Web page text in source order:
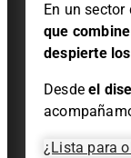
En un
que
despierte
Desdeel
¿Lista para